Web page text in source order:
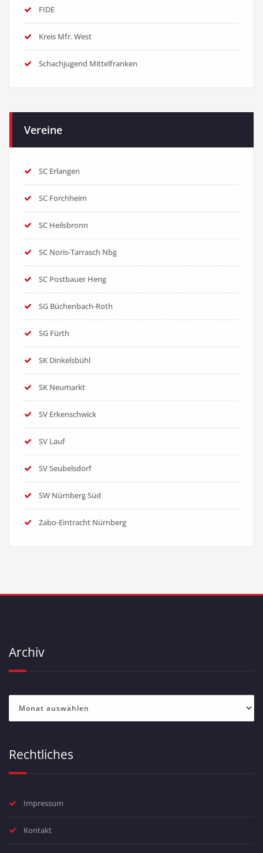
FIDE
Kreis Mfr. West
Schachjugend Mittelfranken
Vereine
SC Erlangen
SC Forchheim
SC Heilsbronn
SC Noris-Tarrasch Nbg
SC Postbauer Heng
SG Büchenbach-Roth
SG Fürth
SK Dinkelsbühl
SK Neumarkt
SV Erkenschwick
SV Lauf
SV Seubelsdorf
SW Nürnberg Süd
Zabo-Eintracht Nürnberg
Archiv
Rechtliches
Impressum
Kontakt